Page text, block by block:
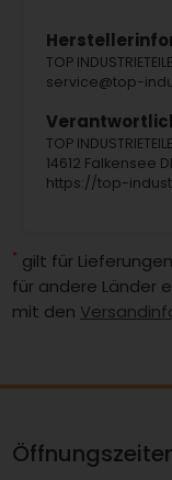
TOP
service@top-
TOP
14612 Falkensee
https://top-
* gilt für
für andere Länder
mit den